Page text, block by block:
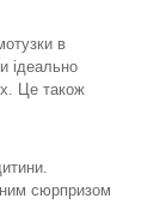
в
ідеально
Це також
сюрпризом